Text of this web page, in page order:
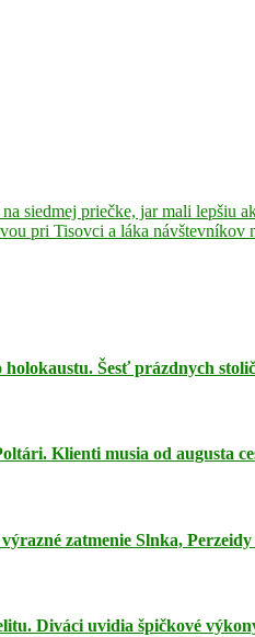
siedmej priečke, jar mali lepšiu
pri Tisovci a láka návštevníkov
Šesť prázdnych
Klienti musia od augusta
zatmenie Slnka,
Diváci uvidia špičkové